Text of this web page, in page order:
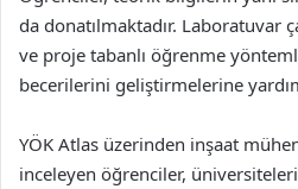
da donatılmaktadır. Laboratuvar
ve proje tabanlı öğrenme
becerilerini geliştirmelerine
YÖK Atlas üzerinden inşaat
inceleyen öğrenciler,